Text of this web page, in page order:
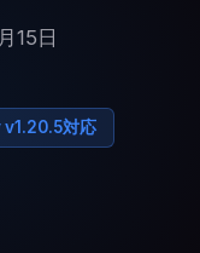
15日
対応